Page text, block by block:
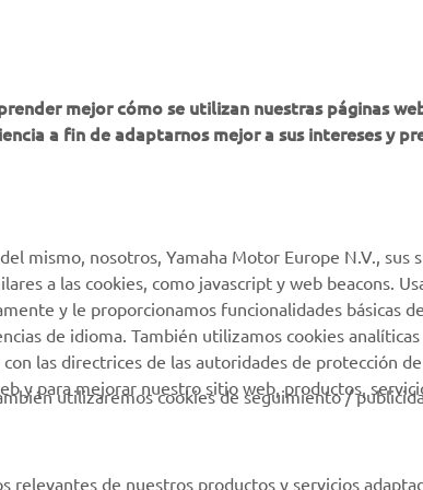
Motor Global
Atención al Cliente
Localizador de
Concesionarios
Gestión de Baterías
mejor cómo se utilizan nuestras páginas
a fin de adaptarnos mejor a sus intereses y
mismo, nosotros, Yamaha Motor Europe N.V., sus
a las cookies, como javascript y web beacons.
y le proporcionamos funcionalidades básicas
de idioma. También utilizamos cookies
las directrices de las autoridades de protección
y para mejorar nuestro sitio web, productos,
utilizaremos cookies de seguimiento /
de nuestros productos y servicios